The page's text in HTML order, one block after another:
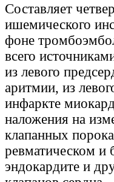
Составляет
ишемического
фоне
всего
из левого
аритмии, из
инфаркте
наложения на
клапанных
ревматическом и
эндокардите и